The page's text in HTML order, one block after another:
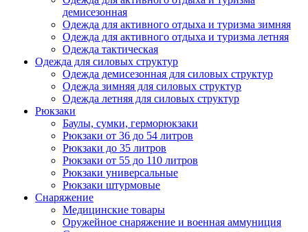
демисезонная
Одежда для активного отдыха и туризма зимняя
Одежда для активного отдыха и туризма летняя
Одежда тактическая
Одежда для силовых структур
Одежда демисезонная для силовых структур
Одежда зимняя для силовых структур
Одежда летняя для силовых структур
Рюкзаки
Баулы, сумки, герморюкзаки
Рюкзаки от 36 до 54 литров
Рюкзаки до 35 литров
Рюкзаки от 55 до 110 литров
Рюкзаки универсальные
Рюкзаки штурмовые
Снаряжение
Медицинские товары
Оружейное снаряжение и военная аммуниция